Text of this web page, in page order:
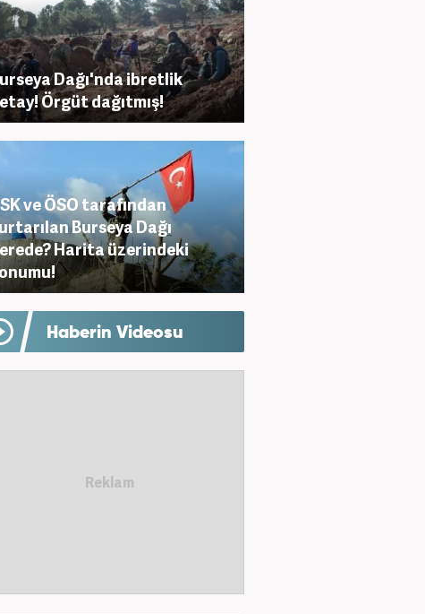
Dağı'nda ibretlik
Örgüt dağıtmış!
ve ÖSO tarafından
Burseya Dağı
Harita üzerindeki
Haberin Videosu